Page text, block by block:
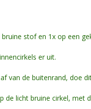
stof en 1x op een
er uit.
van de buitenrand, doe
de licht bruine cirkel, met